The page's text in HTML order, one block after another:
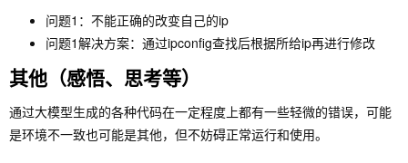
问题1：不能正确的改变自己的ip
问题1解决方案：通过ipconfig查找后根据所给ip再进行修改
其他（感悟、思考等）
通过大模型生成的各种代码在一定程度上都有一些轻微的错误，可能
是环境不一致也可能是其他，但不妨碍正常运行和使用。